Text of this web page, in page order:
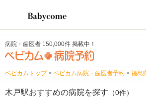
病院・歯医者 150,000件 掲載中！
ベビカムトップ > ベビカム病院・歯医者予約 > 福島
木戸駅おすすめの病院を探す （0件）